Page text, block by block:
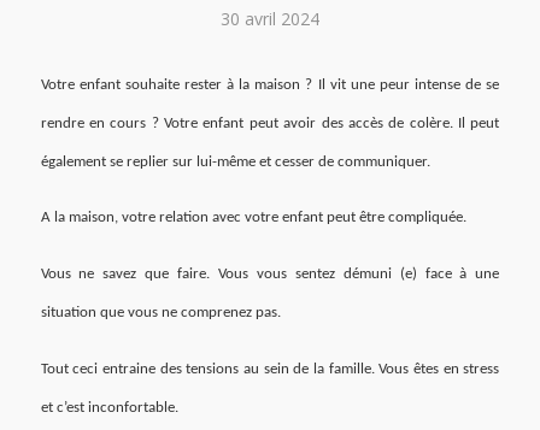
30 avril 2024
Votre enfant souhaite rester à la maison ? Il vit une peur intense de se
rendre en cours ? Votre enfant peut avoir des accès de colère. Il peut
également se replier sur lui-même et cesser de communiquer.
A la maison, votre relation avec votre enfant peut être compliquée.
Vous ne savez que faire. Vous vous sentez démuni (e) face à une
situation que vous ne comprenez pas.
Tout ceci entraine des tensions au sein de la famille. Vous êtes en stress
et c’est inconfortable.